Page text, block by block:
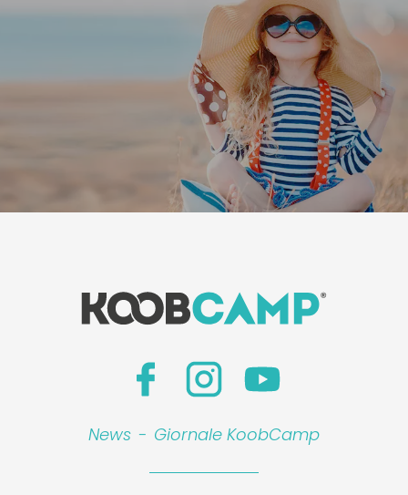
News - Giornale KoobCamp